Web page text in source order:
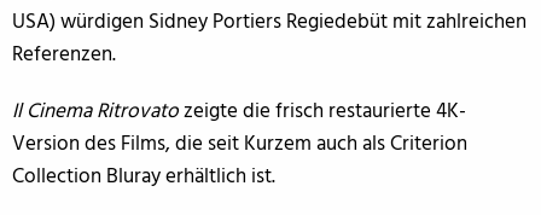
USA) würdigen Sidney Portiers Regiedebüt mit zahlreichen
Referenzen.
Il Cinema Ritrovatozeigte die frisch restaurierte 4K-
Version des Films, die seit Kurzem auch als Criterion
Collection Bluray erhältlich ist.